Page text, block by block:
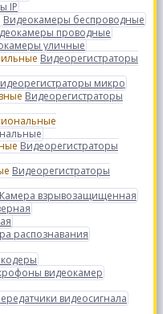
IP
Видеокамеры беспроводные
проводные
уличные
Видеорегистраторы
микро
Видеорегистраторы
Видеорегистраторы
Видеорегистраторы
Камера взрывозащищенная
распознавания
видеокамер
видеосигнала